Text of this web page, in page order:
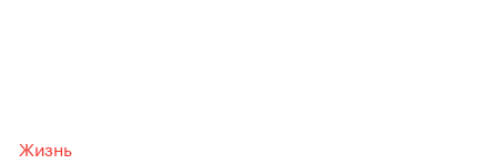
Жизнь